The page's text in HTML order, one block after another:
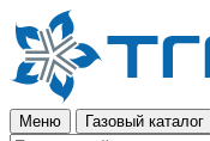
Меню Газовый каталог